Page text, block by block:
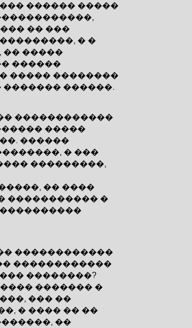
������ �����
�� ���
� �
�� �����
������
����� ��������
������� ������.
������������
�����
������
� ���
���������,
�� ����
����������� �
������������
������������
��������?
������� �
��� ��
� ���� �� ��
��